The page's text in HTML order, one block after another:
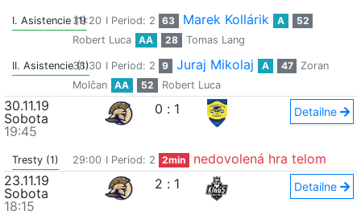
I. Asistencie (1)39:20 I Period: 2 63 Marek Kollárik A
52
Robert Luca
AA 28 Tomas Lang
II. Asistencie (1)
38:30 I Period: 2 9 Juraj Mikolaj A 47
Zoran
Molčan
AA 52 Robert Luca
30.11.19
Sobota
19:45
0 : 1 Detailne
Tresty (1) 29:00 I Period: 2 2min
nedovolená hra telom
23.11.19
Sobota
18:15
2 : 1 Detailne